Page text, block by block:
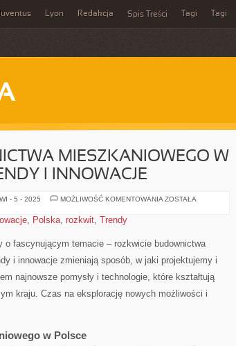
Lyon Redakcja Spis Treści Tagi Tagi
MIESZKANIOWEGO W
I INNOWACJE
- 5 - 2025 MOŻLIWOŚĆ KOMENTOWANIA ROZKWIT
TRENDY
INNOWACJE
ZOSTAŁA
, Polska, rozkwit, Trendy
fascynującym temacie – ‍rozkwicie budownictwa
i⁤ innowacje zmieniają sposób, w jaki projektujemy i
najnowsze ⁢pomysły i technologie, które kształtują
kraju. Czas na eksplorację⁢ nowych ⁤możliwości i⁣
w Polsce